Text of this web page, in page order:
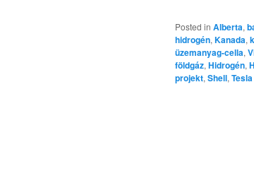
Posted in Alberta,
hidrogén, Kanada,
üzemanyag-cella,
földgáz, Hidrogén,
projekt, Shell,